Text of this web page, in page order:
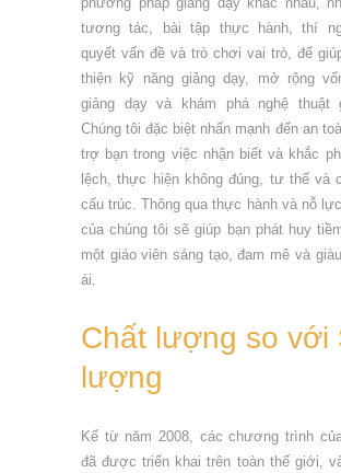
tương tác, bài tập thực hành, thí
quyết vấn đề và trò chơi vai trò, để
thiện kỹ năng giảng dạy, mở rộng
giảng dạy và khám phá nghệ thuật
Chúng tôi đặc biệt nhấn mạnh đến an
trợ bạn trong việc nhận biết và khắc
lệch, thực hiện không đúng, tư thế và
cấu trúc. Thông qua thực hành và nỗ
của chúng tôi sẽ giúp bạn phát huy
một giáo viên sáng tạo, đam mê và
ái.
Chất lượng so với
lượng
Kể từ năm 2008, các chương trình
đã được triển khai trên toàn thế giới,